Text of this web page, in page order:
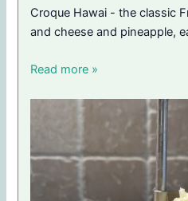
Croque Hawai - the classic
and cheese and pineapple,
Read more »